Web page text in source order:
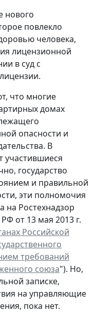
нового
повлекло
человека,
лицензионной
в суд с
что многие
домах
опасности и
В
участившиеся
государство
и правильной
эти полномочия
на Ростехнадзор
от 13 мая 2013 г.
Российской
требований
союза"). Но,
записке,
на управляющие
пока нет.